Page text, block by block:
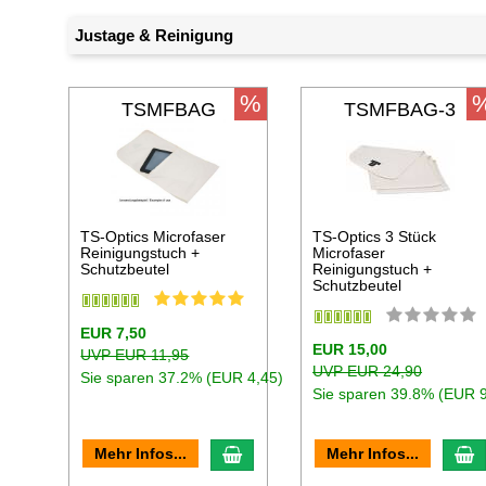
Justage & Reinigung
TSMFBAG
TS-Optics Microfaser
Reinigungstuch +
Schutzbeutel
EUR 7,50
UVP EUR 11,95
Sie sparen 37.2% (EUR 4,45)
Mehr Infos... In den Warenkorb
% TSMFBAG-3
TS-Optics 3 Stück
Microfaser
Reinigungstuch +
Schutzbeutel
EUR 15,00
UVP EUR 24,90
Sie sparen 39.8% (EUR
Mehr Infos...